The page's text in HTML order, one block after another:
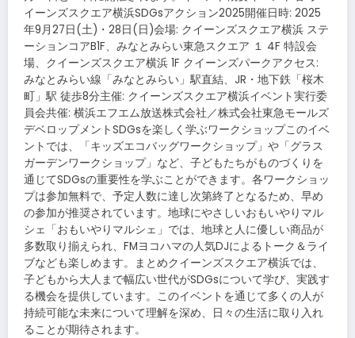
イーンズスクエア横浜SDGsアクション2025開催日時: 2025
年9月27日(土)・28日(日)会場: クイーンズスクエア横浜 ステ
ーションコアB1F、みなとみらい東急スクエア １ 4F 特設会
場、クイーンズスクエア横浜 1F クイーンズパークアクセス:
みなとみらい線「みなとみらい」駅直結、JR・地下鉄「桜木
町」駅 徒歩8分主催: クイーンズスクエア横浜イベント実行委
員会共催: 横浜エフエム放送株式会社／株式会社東急モールズ
デベロップメントSDGsを楽しく学ぶワークショップこのイベ
ントでは、「キッズエコバッグワークショップ」や「グラス
ガーデンワークショップ」など、子どもたちがものづくりを
通じてSDGsの重要性を学ぶことができます。各ワークショッ
プは参加無料で、予定人数に達し次第終了となるため、早め
の参加が推奨されています。地球にやさしいおもいやりマル
シェ「おもいやりマルシェ」では、地球と人に優しい商品が
多数取り揃えられ、FMヨコハマの人気DJによるトーク＆ライ
ブなども楽しめます。まとめクイーンズスクエア横浜では、
子どもから大人まで幅広い世代がSDGsについて学び、実践す
る機会を提供しています。このイベントを通じて多くの人が
持続可能な未来について理解を深め、日々の生活に取り入れ
ることが期待されます。